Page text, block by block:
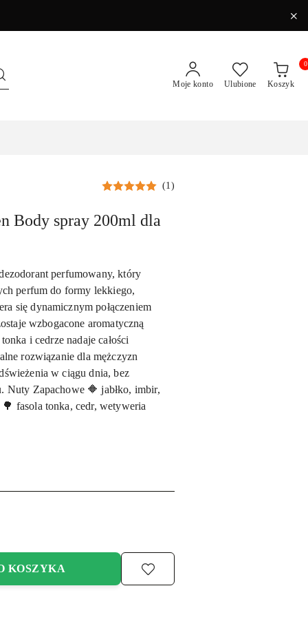
Moje konto Ulubione Koszyk
0
(1)
Body spray 200ml dla
perfumowany, który
perfum do formy lekkiego,
się dynamicznym połączeniem
wzbogacone aromatyczną
i cedrze nadaje całości
rozwiązanie dla mężczyzn
w ciągu dnia, bez
Nuty Zapachowe 🔶 jabłko, imbir,
fasola tonka, cedr, wetyweria
KOSZYKA